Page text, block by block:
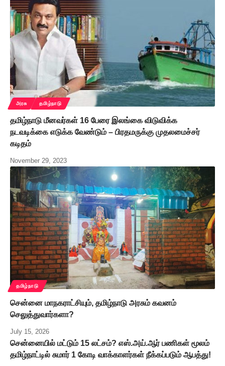
அரசு தமிழ்நாடு
தமிழ்நாடு மீனவர்கள் 16 பேரை இலங்கை விடுவிக்க
நடவடிக்கை எடுக்க வேண்டும் – பிரதமருக்கு முதலமைச்சர்
கடிதம்
November 29, 2023
தமிழ்நாடு
சென்னை மாநகராட்சியும், தமிழ்நாடு அரசும் கவனம்
செலுத்துவார்களா?
July 15, 2026
சென்னையில் மட்டும் 15 லட்சம்? எஸ்.அய்.ஆர் பணிகள் மூலம்
தமிழ்நாட்டில் சுமார் 1 கோடி வாக்காளர்கள் நீக்கப்படும் ஆபத்து!